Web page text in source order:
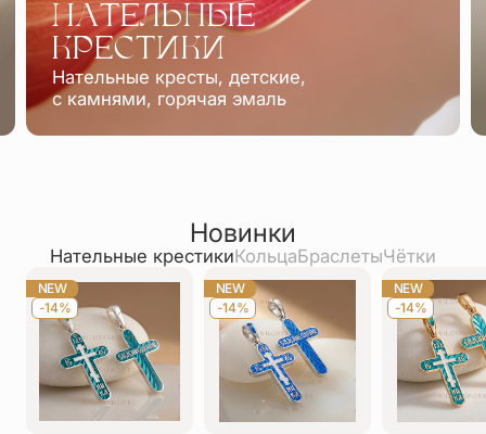
НАТЕЛЬНЫЕ
КРЕСТИКИ
Нательные кресты, детские,
с камнями, горячая эмаль
Новинки
Нательные крестикиКольцаБраслетыЧётки
NEW
-14%
NEW
-14%
NEW
-14%